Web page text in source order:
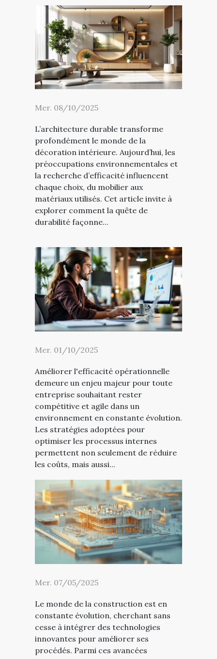
Mer. 08/10/2025
L’architecture durable transforme
profondément le monde de la
décoration intérieure. Aujourd’hui, les
préoccupations environnementales et
la recherche d’efficacité influencent
chaque choix, du mobilier aux
matériaux utilisés. Cet article invite à
explorer comment la quête de
durabilité façonne...
Mer. 01/10/2025
Améliorer l'efficacité opérationnelle
demeure un enjeu majeur pour toute
entreprise souhaitant rester
compétitive et agile dans un
environnement en constante évolution.
Les stratégies adoptées pour
optimiser les processus internes
permettent non seulement de réduire
les coûts, mais aussi...
Mer. 07/05/2025
Le monde de la construction est en
constante évolution, cherchant sans
cesse à intégrer des technologies
innovantes pour améliorer ses
procédés. Parmi ces avancées